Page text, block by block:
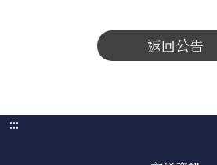
返回公告
:::